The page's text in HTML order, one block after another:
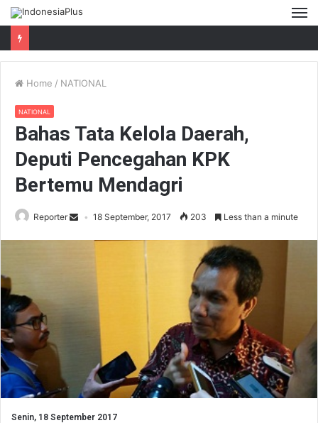
Home / NATIONAL
NATIONAL
Bahas Tata Kelola Daerah,
Deputi Pencegahan KPK
Bertemu Mendagri
Reporter 18 September, 2017 203 Less than a minute
Senin, 18 September 2017